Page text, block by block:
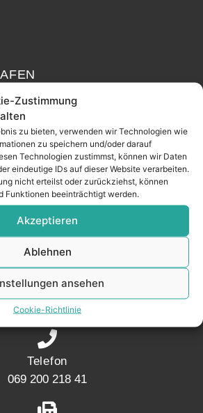
Zustimmung
zu bieten, verwenden wir Technologien wie
zu speichern und/oder darauf
Technologien zustimmst, können wir Daten
eindeutige IDs auf dieser Website verarbeiten.
nicht erteilst oder zurückziehst, können
Funktionen beeinträchtigt werden.
Akzeptieren
Ablehnen
ansehen
Cookie-Richtlinie
Widerrufsrecht
Adresse
Immobilien Speicherstraße 5
60327 Frankfurt
Telefon
069 200 218 41